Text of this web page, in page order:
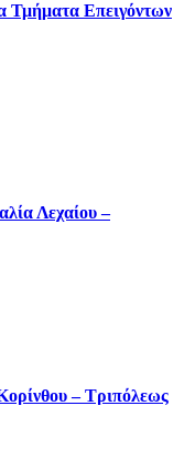
Τμήματα Επειγόντων
Λεχαίου –
– Τριπόλεως